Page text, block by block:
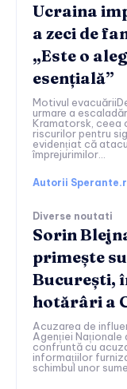
Ucraina
a zeci de
„Este o
esențială”
Motivul
urmare a
Kramatorsk, ceea
riscurilor pentru
evidențiat că
împrejurimilor...
Autorii
Diverse noutati
Sorin
primește
București,
hotărâri a
Acuzarea de
Agenției Naționale
confruntă cu
informațiilor
schimbul unor